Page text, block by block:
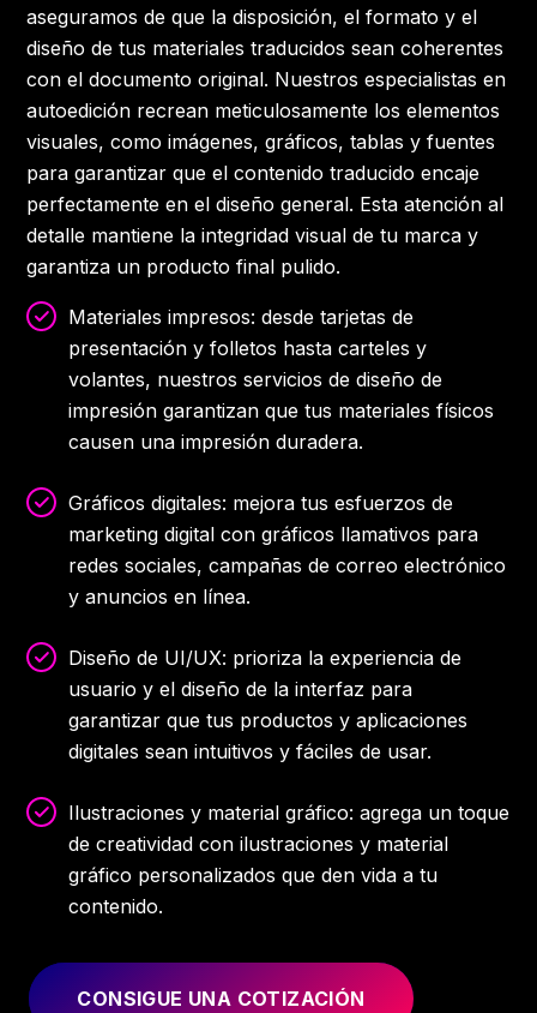
aseguramos de que la disposición, el formato y el
diseño de tus materiales traducidos sean coherentes
con el documento original. Nuestros especialistas en
autoedición recrean meticulosamente los elementos
visuales, como imágenes, gráficos, tablas y fuentes
para garantizar que el contenido traducido encaje
perfectamente en el diseño general. Esta atención al
detalle mantiene la integridad visual de tu marca y
garantiza un producto final pulido.
Materiales impresos: desde tarjetas de
presentación y folletos hasta carteles y
volantes, nuestros servicios de diseño de
impresión garantizan que tus materiales físicos
causen una impresión duradera.
Gráficos digitales: mejora tus esfuerzos de
marketing digital con gráficos llamativos para
redes sociales, campañas de correo electrónico
y anuncios en línea.
Diseño de UI/UX: prioriza la experiencia de
usuario y el diseño de la interfaz para
garantizar que tus productos y aplicaciones
digitales sean intuitivos y fáciles de usar.
Ilustraciones y material gráfico: agrega un toque
de creatividad con ilustraciones y material
gráfico personalizados que den vida a tu
contenido.
CONSIGUE UNA COTIZACIÓN